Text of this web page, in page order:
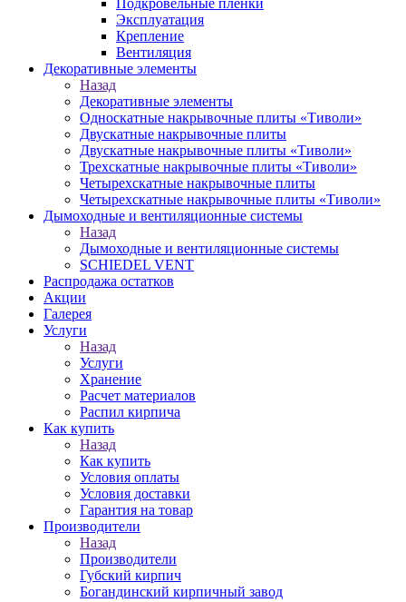
Подкровельные пленки
Эксплуатация
Крепление
Вентиляция
Декоративные элементы
Назад
Декоративные элементы
Односкатные накрывочные плиты «Тиволи»
Двускатные накрывочные плиты
Двускатные накрывочные плиты «Тиволи»
Трехскатные накрывочные плиты «Тиволи»
Четырехскатные накрывочные плиты
Четырехскатные накрывочные плиты «Тиволи»
Дымоходные и вентиляционные системы
Назад
Дымоходные и вентиляционные системы
SCHIEDEL VENT
Распродажа остатков
Акции
Галерея
Услуги
Назад
Услуги
Хранение
Расчет материалов
Распил кирпича
Как купить
Назад
Как купить
Условия оплаты
Условия доставки
Гарантия на товар
Производители
Назад
Производители
Губский кирпич
Богандинский кирпичный завод